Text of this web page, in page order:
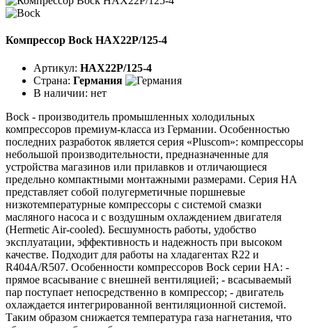
Компрессор Bock HAX22P/125-4
Артикул: HAX22P/125-4
Страна: Германия
В наличии: нет
Bock - производитель промышленных холодильных
компрессоров премиум-класса из Германии. Особенностью
последних разработок является серия «Pluscom»: компрессоры
небольшой производительности, предназначенные для
устройства магазинов или прилавков и отличающиеся
предельно компактными монтажными размерами. Серия HA
представляет собой полугерметичные поршневые
низкотемпературные компрессоры с системой смазки
масляного насоса и с воздушным охлаждением двигателя
(Hermetic Air-cooled). Бесшумность работы, удобство
эксплуатации, эффективность и надежность при высоком
качестве. Подходит для работы на хладагентах R22 и
R404A/R507. Особенности компрессоров Bock серии НА: -
прямое всасывание с внешней вентиляцией; - всасываемый
пар поступает непосредственно в компрессор; - двигатель
охлаждается интегрированной вентиляционной системой.
Таким образом снижается температура газа нагнетания, что